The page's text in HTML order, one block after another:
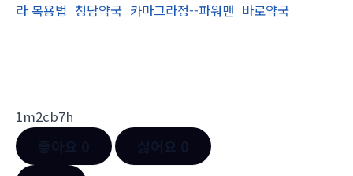
라 복용법 청담약국 카마그라정--파워맨 바로약국
1m2cb7h